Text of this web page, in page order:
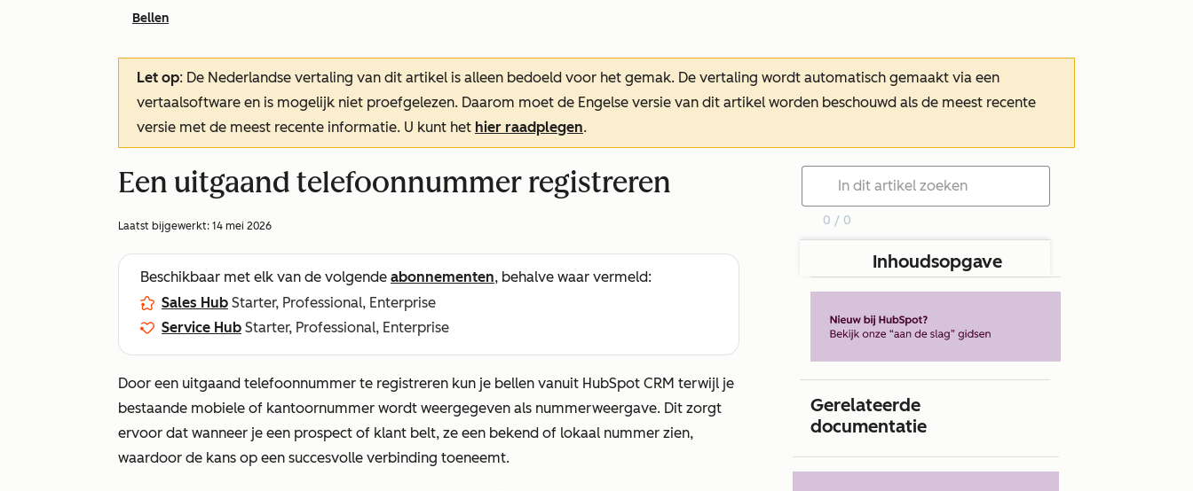
Bellen
Let op: De Nederlandse vertaling van dit artikel is alleen bedoeld voor het gemak. De vertaling wordt automatisch gemaakt via een
vertaalsoftware en is mogelijk niet proefgelezen. Daarom moet de Engelse versie van dit artikel worden beschouwd als de meest recente
versie met de meest recente informatie. U kunt het hier raadplegen.
Een uitgaand telefoonnummer registreren
Laatst bijgewerkt: 14 mei 2026
Beschikbaar met elk van de volgende abonnementen, behalve waar vermeld:
Sales Hub Starter, Professional, Enterprise
Service Hub Starter, Professional, Enterprise
Door een uitgaand telefoonnummer te registreren kun je bellen vanuit HubSpot CRM terwijl je
bestaande mobiele of kantoornummer wordt weergegeven als nummerweergave. Dit zorgt
ervoor dat wanneer je een prospect of klant belt, ze een bekend of lokaal nummer zien,
waardoor de kans op een succesvolle verbinding toeneemt.
0 / 0
Inhoudsopgave
Gerelateerde
documentatie